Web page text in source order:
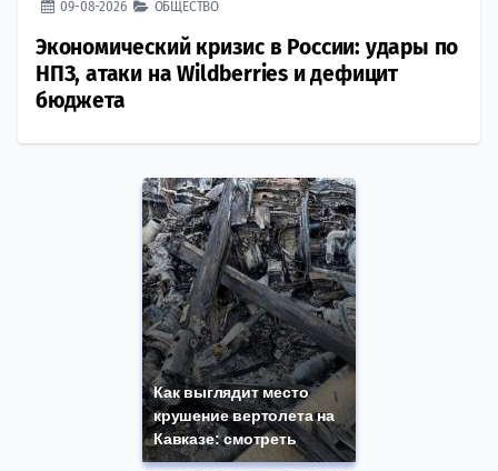
09-08-2026 ОБЩЕСТВО
Экономический кризис в России: удары по
НПЗ, атаки на Wildberries и дефицит
бюджета
Как выглядит место
крушение вертолета на
Кавказе: смотреть